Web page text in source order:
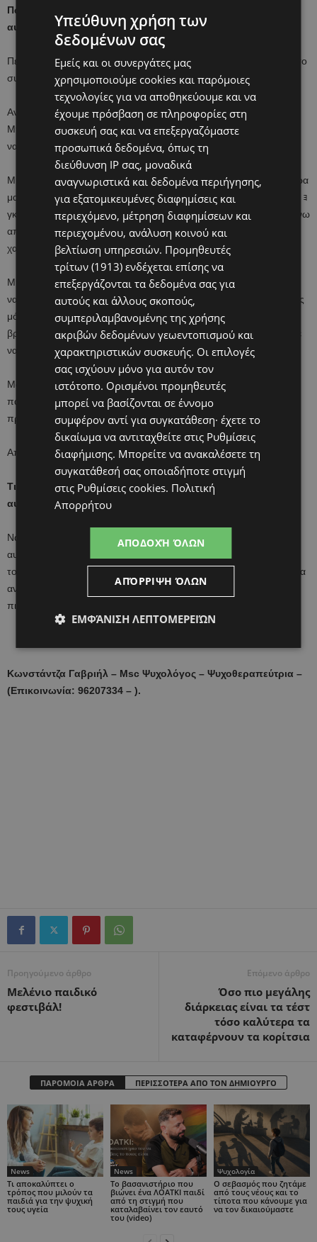
Πώς μπορεί ένας γονιός να βοηθήσει να ενισχυθεί η
αυτοεκτίμηση του παιδιού του;
Πείτε στα παιδιά ότι τα αγαπάτε. Αγκαλιάστε τα. Αγγίξτε τα. Κάντε το
συχνά, κάντε το κάθε μέρα.
Ανακαλύψετε τα ταλέντα τους. Συχνά το ταλέντο είναι κρυφό.
Μπορείτε όμως αν θέλετε να το ανακαλύψετε και να το βοηθήσετε
να το «ξεδιπλώσει».
Μην βάζετε ταμπέλες . Δεν είναι λίγες οι φορές που πάνω στα νεύρα
μας έχουμε αποκαλέσει το παιδί μας ｮπαλιόπαιδοｯ, ｮαπρόσεχτοｯ, ｮ
γκρινιάρηｯ, ｮτεμπέληｯ, ｮχαζόｯ. Αυτές οι λέξεις πληγώνουν, μα πάνω
από όλα χαράζονται βαθιά μέσα μας και τα αρνητικά αυτά
χαρακτηριστικά γίνονται ακόμα μεγαλύτερα.
Μη λύνετε εσείς τα προβλήματα των παιδιών σας. Μάθετέ τα πώς
να τα λύνουν μόνα τους και πώς να αντιμετωπίζουν τις προκλήσεις
μόνα τους. Μην ξεχνατε δεν θα είμαστε πάντα δίπλα τους να τους
βρίσκουμε την λύση. Για αυτό το λόγω κάντε τους ερωτήσεις ώστε
να μάθουν τον τρόπο να λύνουν τα προβλήματα τους.
Μάθετε τους να εκτιμούν αυτό που έχουν. Η αυτοεκτίμηση των
παιδιών ξεκινά με την εκτίμηση των απλών καθημερινών
πραγμάτων.
Αποδεχτείτε τα για αυτό που είναι!
Τι άλλο μπορούμε να κάνουμε για να ενισχύσουμε την
αυτοεκτίμηση του παιδου μας;
Να επενδύσουμε σε ομαδικά προγραμματα για την ενίσχυση της
αυτοεκτίμησης των παιδιών. Ως καθοδηγητές τους μπορούμε να
τους δώσουμε μια ακόμη ασπίδα ώστε να είναι προετοιμασμένοι να
αντιμετωπίσουν τις προκλήσεις της καθημερινότητας και να
πιστέψουν στον εαυτό τους!
Κωνστάντζα Γαβριήλ – Msc Ψυχολόγος – Ψυχοθεραπεύτρια –
(Επικοινωνία: 96207334 – ).
Προηγούμενο άρθρο
Μελένιο παιδικό
φεστιβάλ!
Επόμενο άρθρο
Όσο πιο μεγάλης
διάρκειας είναι τα τέστ
τόσο καλύτερα τα
καταφέρνουν τα κορίτσια
ΠΑΡΟΜΟΙΑ ΑΡΘΡΑ ΠΕΡΙΣΣΟΤΕΡΑ ΑΠΟ ΤΟΝ ΔΗΜΙΟΥΡΓΟ
News
Τι αποκαλύπτει ο
τρόπος που μιλούν τα
παιδιά για την ψυχική
τους υγεία
News
Το βασανιστήριο που
βιώνει ένα ΛΟΑΤΚΙ παιδί
από τη στιγμή που
καταλαβαίνει τον εαυτό
του (video)
Ψυχολογία
Ο σεβασμός που ζητάμε
από τους νέους και το
τίποτα που κάνουμε για
να τον δικαιούμαστε
Υπεύθυνη χρήση των
δεδομένων σας
Εμείς και οι συνεργάτες μας
χρησιμοποιούμε cookies και παρόμοιες
τεχνολογίες για να αποθηκεύουμε και να
έχουμε πρόσβαση σε πληροφορίες στη
συσκευή σας και να επεξεργαζόμαστε
προσωπικά δεδομένα, όπως τη
διεύθυνση IP σας, μοναδικά
αναγνωριστικά και δεδομένα περιήγησης,
για εξατομικευμένες διαφημίσεις και
περιεχόμενο, μέτρηση διαφημίσεων και
περιεχομένου, ανάλυση κοινού και
βελτίωση υπηρεσιών. Προμηθευτές
τρίτων (1913) ενδέχεται επίσης να
επεξεργάζονται τα δεδομένα σας για
αυτούς και άλλους σκοπούς,
συμπεριλαμβανομένης της χρήσης
ακριβών δεδομένων γεωεντοπισμού και
χαρακτηριστικών συσκευής. Οι επιλογές
σας ισχύουν μόνο για αυτόν τον
ιστότοπο. Ορισμένοι προμηθευτές
μπορεί να βασίζονται σε έννομο
συμφέρον αντί για συγκατάθεση· έχετε το
δικαίωμα να αντιταχθείτε στις Ρυθμίσεις
διαφήμισης. Μπορείτε να ανακαλέσετε τη
συγκατάθεσή σας οποιαδήποτε στιγμή
στις Ρυθμίσεις cookies. Πολιτική
Απορρήτου
ΑΠΟΔΟΧΉ ΌΛΩΝ
ΑΠΌΡΡΙΨΗ ΌΛΩΝ
ΕΜΦΆΝΙΣΗ ΛΕΠΤΟΜΕΡΕΙΏΝ